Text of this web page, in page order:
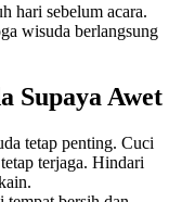
hari sebelum acara.
wisuda berlangsung
Supaya Awet
tetap penting. Cuci
terjaga. Hindari